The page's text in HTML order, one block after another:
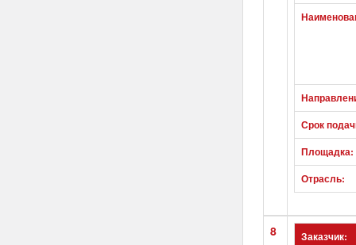
Срок
Площадка:
Отрасль:
8
Заказчик: